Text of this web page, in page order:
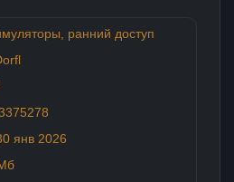
ранний доступ
янв 2026